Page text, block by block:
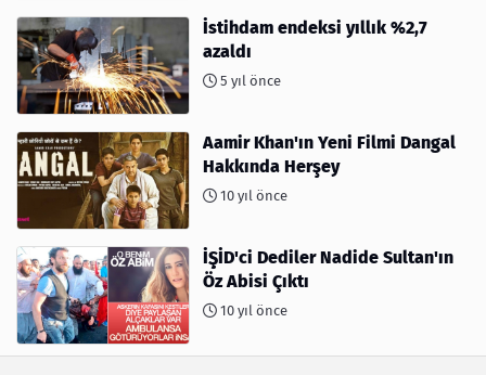
İstihdam endeksi yıllık %2,7
azaldı
5 yıl önce
Aamir Khan'ın Yeni Filmi Dangal
Hakkında Herşey
10 yıl önce
İŞİD'ci Dediler Nadide Sultan'ın
Öz Abisi Çıktı
10 yıl önce